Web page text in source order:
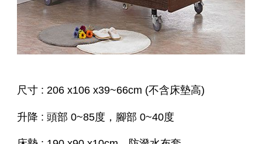
尺寸 : 206 x106 x39~66cm (不含床墊高)
升降 : 頭部 0~85度，腳部 0~40度